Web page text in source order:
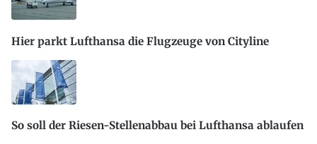
Hier parkt Lufthansa die Flugzeuge von Cityline
So soll der Riesen-Stellenabbau bei Lufthansa ablaufen